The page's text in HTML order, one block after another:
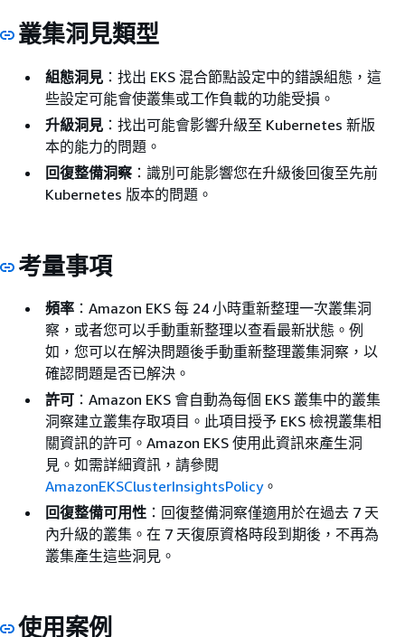
叢集洞見類型
組態洞見 ：找出 EKS 混合節點設定中的錯誤組態，這
些設定可能會使叢集或工作負載的功能受損。
升級洞見 ：找出可能會影響升級至 Kubernetes 新版
本的能力的問題。
回復整備洞察 ：識別可能影響您在升級後回復至先前
Kubernetes 版本的問題。
考量事項
頻率 ：Amazon EKS 每 24 小時重新整理一次叢集洞
察，或者您可以手動重新整理以查看最新狀態。例
如，您可以在解決問題後手動重新整理叢集洞察，以
確認問題是否已解決。
許可 ：Amazon EKS 會自動為每個 EKS 叢集中的叢集
洞察建立叢集存取項目。此項目授予 EKS 檢視叢集相
關資訊的許可。Amazon EKS 使用此資訊來產生洞
見。如需詳細資訊，請參閱
AmazonEKSClusterInsightsPolicy。
回復整備可用性 ：回復整備洞察僅適用於在過去 7 天
內升級的叢集。在 7 天復原資格時段到期後，不再為
叢集產生這些洞見。
使用案例